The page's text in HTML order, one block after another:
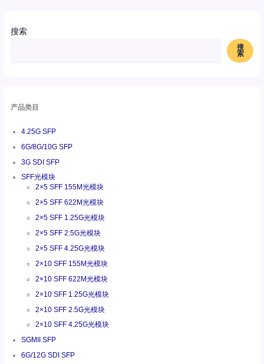
搜索
搜
索
产品类目
4.25G SFP
6G/8G/10G SFP
3G SDI SFP
SFF光模块
2×5 SFF 155M光模块
2×5 SFF 622M光模块
2×5 SFF 1.25G光模块
2×5 SFF 2.5G光模块
2×5 SFF 4.25G光模块
2×10 SFF 155M光模块
2×10 SFF 622M光模块
2×10 SFF 1.25G光模块
2×10 SFF 2.5G光模块
2×10 SFF 4.25G光模块
SGMII SFP
6G/12G SDI SFP